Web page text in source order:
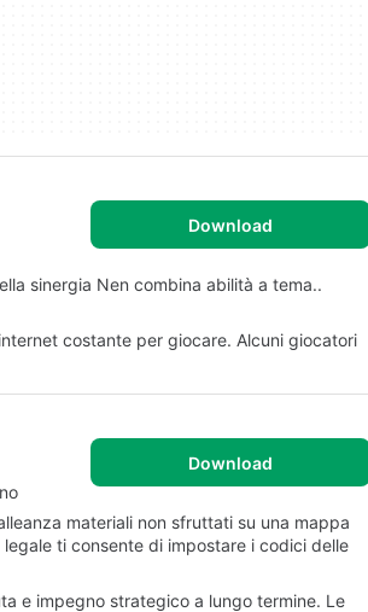
Download
sinergia Nen combina abilità a tema..
costante per giocare. Alcuni giocatori
Download
materiali non sfruttati su una mappa
ti consente di impostare i codici delle
e impegno strategico a lungo termine. Le